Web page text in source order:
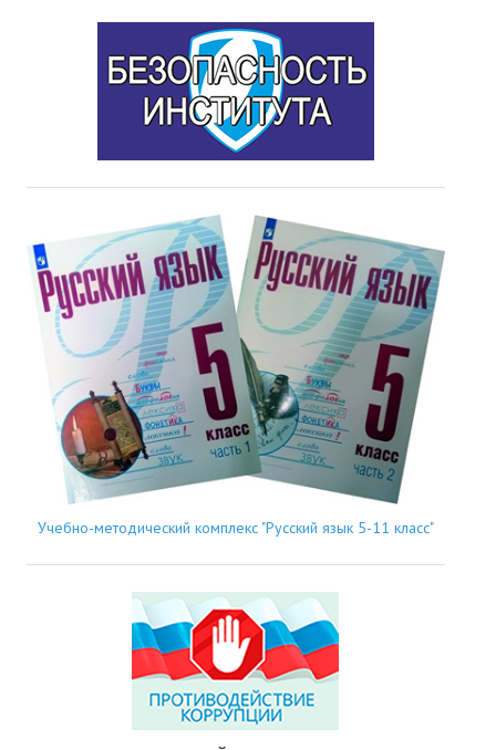
Учебно-методический комплекс "Русский язык 5-11 класс"